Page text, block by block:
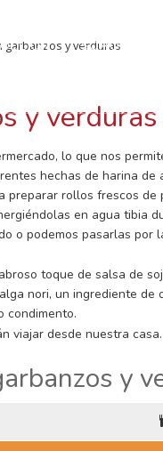
SOMOS
y verduras
y verduras
lo que nos
hechas de harina de
rollos frescos de
en agua tibia
o podemos pasarlas por
toque de salsa de
nori, un ingrediente de
condimento.
viajar desde nuestra casa.
y